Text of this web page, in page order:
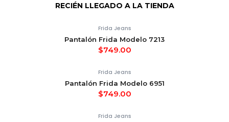
RECIÉN LLEGADO A LA TIENDA
Frida Jeans
Pantalón Frida Modelo 7213
$749.00
Frida Jeans
Pantalón Frida Modelo 6951
$749.00
Frida Jeans